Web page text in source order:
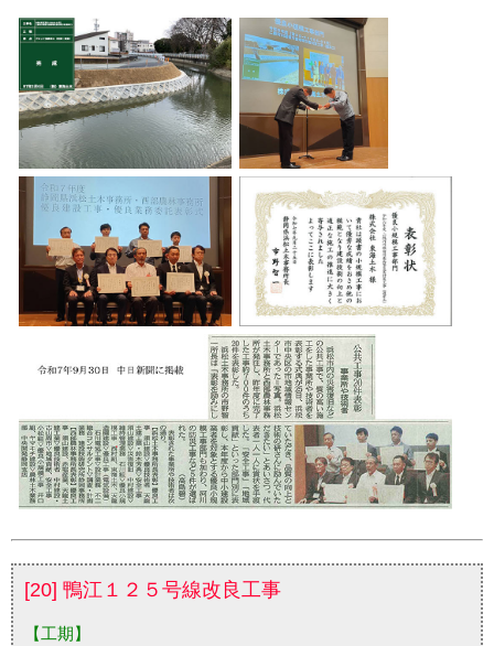
[20] 鴨江１２５号線改良工事
【工期】